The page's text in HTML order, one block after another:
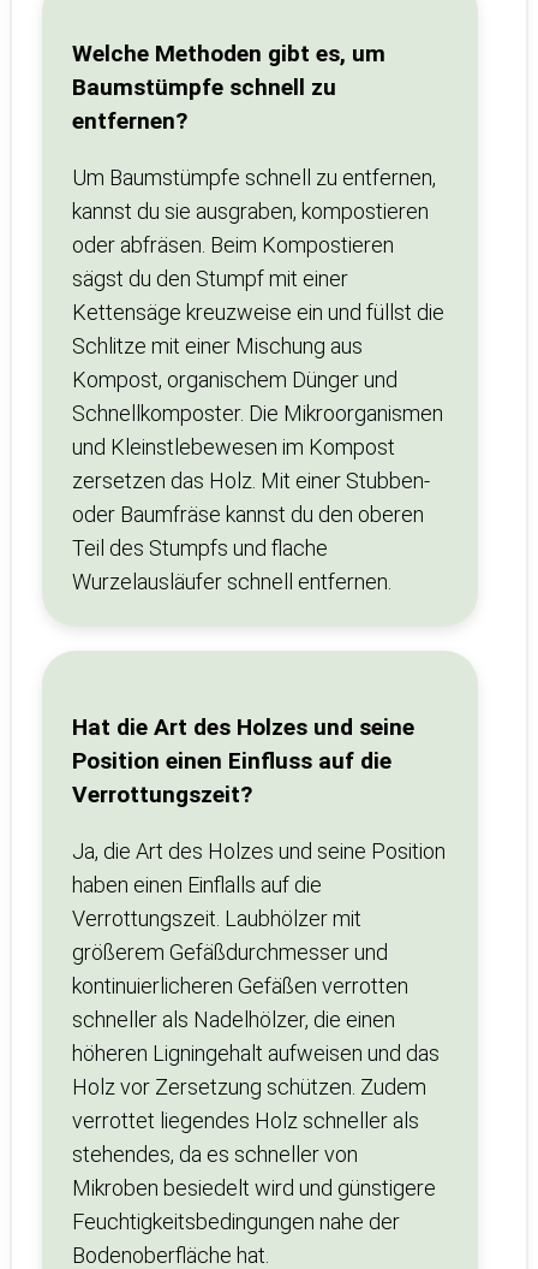
Welche Methoden gibt es, um
Baumstümpfe schnell zu
entfernen?
Um Baumstümpfe schnell zu entfernen,
kannst du sie ausgraben, kompostieren
oder abfräsen. Beim Kompostieren
sägst du den Stumpf mit einer
Kettensäge kreuzweise ein und füllst die
Schlitze mit einer Mischung aus
Kompost, organischem Dünger und
Schnellkomposter. Die Mikroorganismen
und Kleinstlebewesen im Kompost
zersetzen das Holz. Mit einer Stubben-
oder Baumfräse kannst du den oberen
Teil des Stumpfs und flache
Wurzelausläufer schnell entfernen.
Hat die Art des Holzes und seine
Position einen Einfluss auf die
Verrottungszeit?
Ja, die Art des Holzes und seine Position
haben einen Einflalls auf die
Verrottungszeit. Laubhölzer mit
größerem Gefäßdurchmesser und
kontinuierlicheren Gefäßen verrotten
schneller als Nadelhölzer, die einen
höheren Ligningehalt aufweisen und das
Holz vor Zersetzung schützen. Zudem
verrottet liegendes Holz schneller als
stehendes, da es schneller von
Mikroben besiedelt wird und günstigere
Feuchtigkeitsbedingungen nahe der
Bodenoberfläche hat.